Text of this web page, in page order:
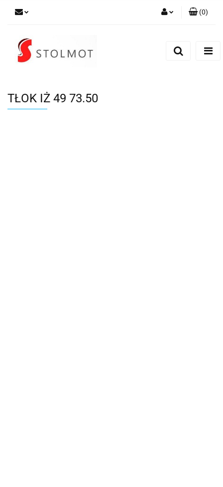
(0)
TŁOK IŻ 49 73.50